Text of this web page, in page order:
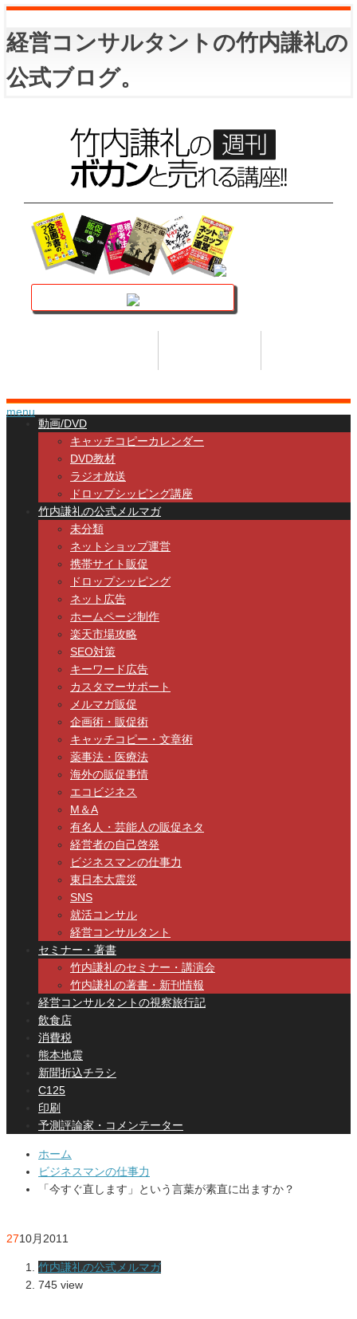
経営コンサルタントの竹内謙礼の
公式ブログ。
menu
動画/DVD
キャッチコピーカレンダー
DVD教材
ラジオ放送
ドロップシッピング講座
竹内謙礼の公式メルマガ
未分類
ネットショップ運営
携帯サイト販促
ドロップシッピング
ネット広告
ホームページ制作
楽天市場攻略
SEO対策
キーワード広告
カスタマーサポート
メルマガ販促
企画術・販促術
キャッチコピー・文章術
薬事法・医療法
海外の販促事情
エコビジネス
M＆A
有名人・芸能人の販促ネタ
経営者の自己啓発
ビジネスマンの仕事力
東日本大震災
SNS
就活コンサル
経営コンサルタント
セミナー・著書
竹内謙礼のセミナー・講演会
竹内謙礼の著書・新刊情報
経営コンサルタントの視察旅行記
飲食店
消費税
熊本地震
新聞折込チラシ
C125
印刷
予測評論家・コメンテーター
ホーム
ビジネスマンの仕事力
「今すぐ直します」という言葉が素直に出ますか？
2710月 2011
竹内謙礼の公式メルマガ
745 view